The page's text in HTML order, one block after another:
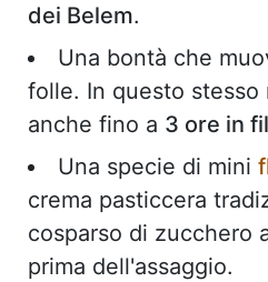
dei Belem.
Una bontà che
folle. In questo stesso
anche fino a 3 ore in
Una specie di mini
crema pasticcera
cosparso di zucchero
prima dell'assaggio.